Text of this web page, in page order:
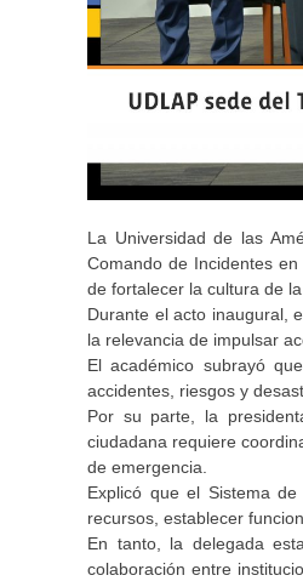
La Universidad de las
Comando de Incidentes
de fortalecer la cultura de
Durante el acto inaugural,
la relevancia de impulsar
El académico subrayó
accidentes, riesgos y
Por su parte, la
ciudadana requiere
de emergencia.
Explicó que el Sistema
recursos, establecer
En tanto, la delegada
colaboración entre